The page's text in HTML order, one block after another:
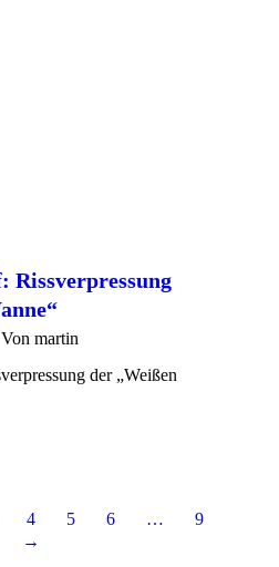
Rissverpressung
Von martin
der „Weißen
4 5 6 …
9
→